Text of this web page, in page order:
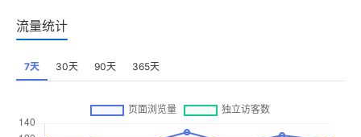
流量统计
7天 30天 90天 365天